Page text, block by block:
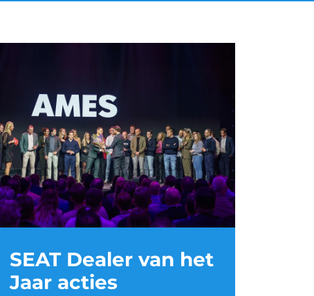
SEAT Dealer van het
Jaar acties